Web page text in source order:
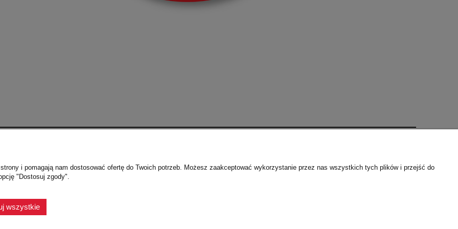
i dostawy
Panel Klienta
Kontakt
i pomagają nam dostosować ofertę do Twoich potrzeb. Możesz zaakceptować wykorzystanie przez nas wszystkich tych plików i przejść do
"Dostosuj zgody".
wszystkie